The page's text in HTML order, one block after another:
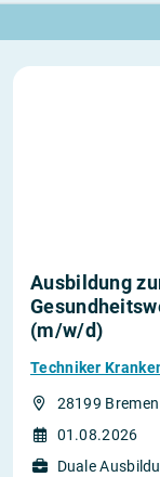
Ausbildung
(m/w/d)
Techniker
28199 Bremen
01.08.2026
Duale